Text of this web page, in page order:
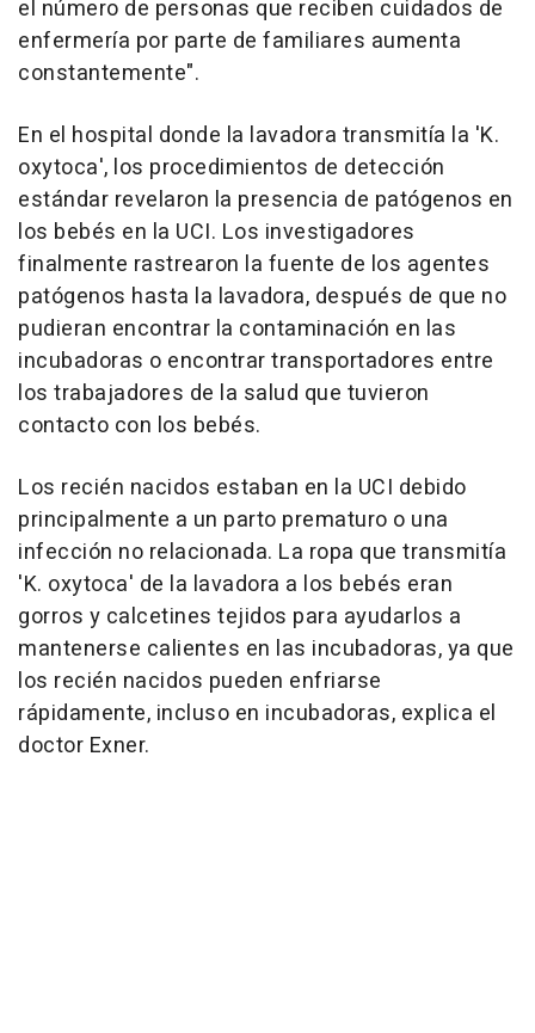
el número de personas que reciben cuidados de
enfermería por parte de familiares aumenta
constantemente".
En el hospital donde la lavadora transmitía la 'K.
oxytoca', los procedimientos de detección
estándar revelaron la presencia de patógenos en
los bebés en la UCI. Los investigadores
finalmente rastrearon la fuente de los agentes
patógenos hasta la lavadora, después de que no
pudieran encontrar la contaminación en las
incubadoras o encontrar transportadores entre
los trabajadores de la salud que tuvieron
contacto con los bebés.
Los recién nacidos estaban en la UCI debido
principalmente a un parto prematuro o una
infección no relacionada. La ropa que transmitía
'K. oxytoca' de la lavadora a los bebés eran
gorros y calcetines tejidos para ayudarlos a
mantenerse calientes en las incubadoras, ya que
los recién nacidos pueden enfriarse
rápidamente, incluso en incubadoras, explica el
doctor Exner.